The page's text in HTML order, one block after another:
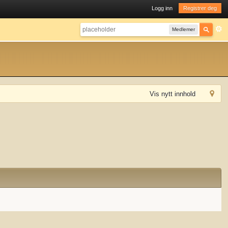
Logg inn Registrer deg
Medlemer
Vis nytt innhold